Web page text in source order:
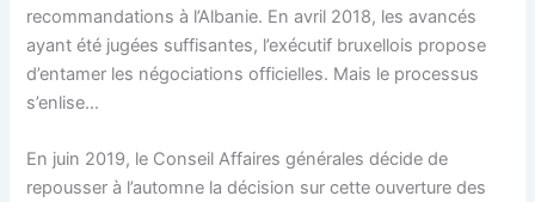
recommandations à l’Albanie. En avril 2018, les avancés
ayant été jugées suffisantes, l’exécutif bruxellois propose
d’entamer les négociations officielles. Mais le processus
s’enlise…
En juin 2019, le Conseil Affaires générales décide de
repousser à l’automne la décision sur cette ouverture des